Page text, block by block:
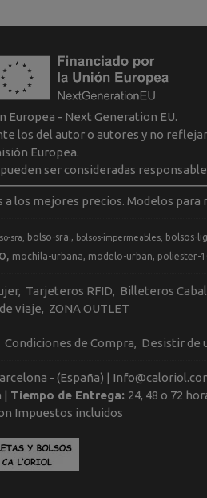
Europea - Next Generation EU.
los del autor o autores y no
Europea.
ser consideradas
los mejores precios. Modelos para
sra bolso-sra. bolsos-impermeables bolsos-
mochila-urbana modelo-urban poliester-
Tarjeteros RFID Billeteros
de viaje ZONA OUTLET
Condiciones de Compra Desistir de
- (España) |
| Tiempo de Entrega: 24, 48 o 72
Impuestos incluidos